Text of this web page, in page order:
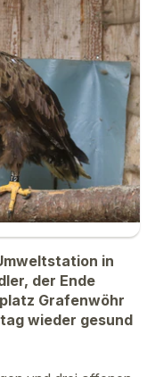
in
der Ende
Grafenwöhr
wieder gesund